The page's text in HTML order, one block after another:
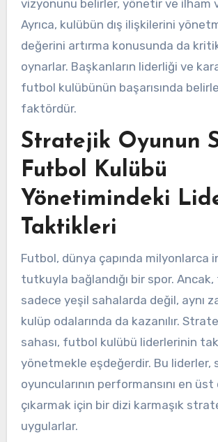
vizyonunu belirler, yönetir ve ilham
Ayrıca, kulübün dış ilişkilerini
değerini artırma konusunda da
oynarlar. Başkanların liderliği ve
futbol kulübünün başarısında
faktördür.
Stratejik Oyunun
Futbol Kulübü
Yönetimindeki
Taktikleri
Futbol, dünya çapında milyonlarca
tutkuyla bağlandığı bir spor.
sadece yeşil sahalarda değil, aynı
kulüp odalarında da kazanılır.
sahası, futbol kulübü liderlerinin
yönetmekle eşdeğerdir. Bu liderler,
oyuncularının performansını en
çıkarmak için bir dizi karmaşık
uygularlar.